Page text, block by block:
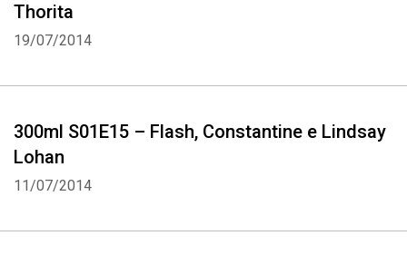
Thorita
19/07/2014
300ml S01E15 – Flash, Constantine e Lindsay
Lohan
11/07/2014